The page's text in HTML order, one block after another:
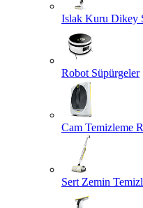
Islak Kuru Dikey
Robot Süpürgeler
Cam Temizleme
Sert Zemin